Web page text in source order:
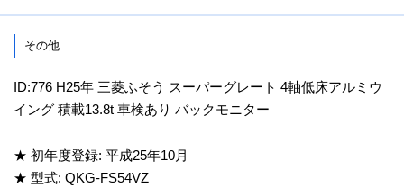
その他
ID:776 H25年 三菱ふそう スーパーグレート 4軸低床アルミウ
イング 積載13.8t 車検あり バックモニター
★ 初年度登録: 平成25年10月
★ 型式: QKG-FS54VZ